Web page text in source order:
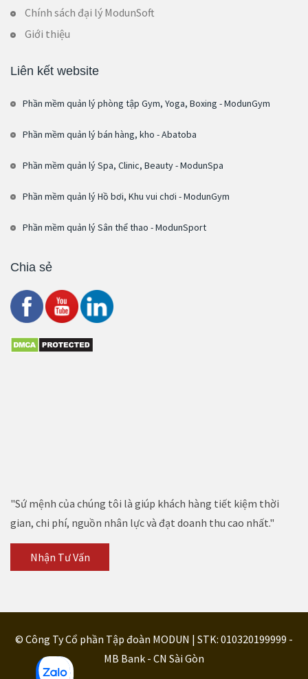
Chính sách đại lý ModunSoft
Giới thiệu
Liên kết website
Phần mềm quản lý phòng tập Gym, Yoga, Boxing - ModunGym
Phần mềm quản lý bán hàng, kho - Abatoba
Phần mềm quản lý Spa, Clinic, Beauty - ModunSpa
Phần mềm quản lý Hồ bơi, Khu vui chơi - ModunGym
Phần mềm quản lý Sân thể thao - ModunSport
Chia sẻ
"Sứ mệnh của chúng tôi là giúp khách hàng tiết kiệm thời
gian, chi phí, nguồn nhân lực và đạt doanh thu cao nhất."
Nhận Tư Vấn
© Công Ty Cổ phần Tập đoàn MODUN | STK: 010320199999 -
MB Bank - CN Sài Gòn